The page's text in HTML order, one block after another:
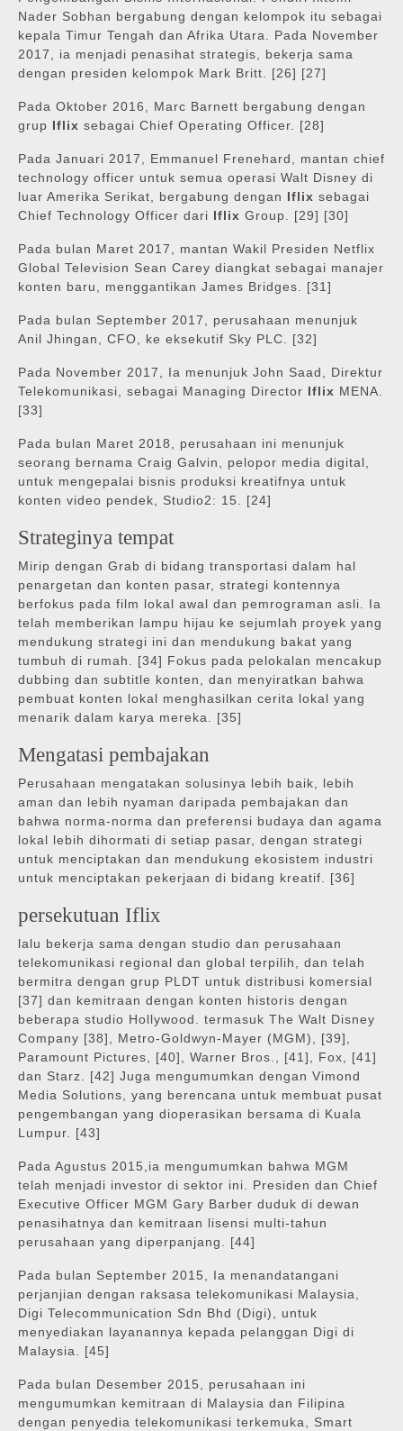
Nader Sobhan bergabung dengan kelompok itu sebagai
kepala Timur Tengah dan Afrika Utara. Pada November
2017, ia menjadi penasihat strategis, bekerja sama
dengan presiden kelompok Mark Britt. [26] [27]
Pada Oktober 2016, Marc Barnett bergabung dengan
grup Iflix sebagai Chief Operating Officer. [28]
Pada Januari 2017, Emmanuel Frenehard, mantan chief
technology officer untuk semua operasi Walt Disney di
luar Amerika Serikat, bergabung dengan Iflix sebagai
Chief Technology Officer dari Iflix Group. [29] [30]
Pada bulan Maret 2017, mantan Wakil Presiden Netflix
Global Television Sean Carey diangkat sebagai manajer
konten baru, menggantikan James Bridges. [31]
Pada bulan September 2017, perusahaan menunjuk
Anil Jhingan, CFO, ke eksekutif Sky PLC. [32]
Pada November 2017, Ia menunjuk John Saad, Direktur
Telekomunikasi, sebagai Managing Director Iflix MENA.
[33]
Pada bulan Maret 2018, perusahaan ini menunjuk
seorang bernama Craig Galvin, pelopor media digital,
untuk mengepalai bisnis produksi kreatifnya untuk
konten video pendek, Studio2: 15. [24]
Strateginya tempat
Mirip dengan Grab di bidang transportasi dalam hal
penargetan dan konten pasar, strategi kontennya
berfokus pada film lokal awal dan pemrograman asli. Ia
telah memberikan lampu hijau ke sejumlah proyek yang
mendukung strategi ini dan mendukung bakat yang
tumbuh di rumah. [34] Fokus pada pelokalan mencakup
dubbing dan subtitle konten, dan menyiratkan bahwa
pembuat konten lokal menghasilkan cerita lokal yang
menarik dalam karya mereka. [35]
Mengatasi pembajakan
Perusahaan mengatakan solusinya lebih baik, lebih
aman dan lebih nyaman daripada pembajakan dan
bahwa norma-norma dan preferensi budaya dan agama
lokal lebih dihormati di setiap pasar, dengan strategi
untuk menciptakan dan mendukung ekosistem industri
untuk menciptakan pekerjaan di bidang kreatif. [36]
persekutuan Iflix
lalu bekerja sama dengan studio dan perusahaan
telekomunikasi regional dan global terpilih, dan telah
bermitra dengan grup PLDT untuk distribusi komersial
[37] dan kemitraan dengan konten historis dengan
beberapa studio Hollywood. termasuk The Walt Disney
Company [38], Metro-Goldwyn-Mayer (MGM), [39],
Paramount Pictures, [40], Warner Bros., [41], Fox, [41]
dan Starz. [42] Juga mengumumkan dengan Vimond
Media Solutions, yang berencana untuk membuat pusat
pengembangan yang dioperasikan bersama di Kuala
Lumpur. [43]
Pada Agustus 2015,ia mengumumkan bahwa MGM
telah menjadi investor di sektor ini. Presiden dan Chief
Executive Officer MGM Gary Barber duduk di dewan
penasihatnya dan kemitraan lisensi multi-tahun
perusahaan yang diperpanjang. [44]
Pada bulan September 2015, Ia menandatangani
perjanjian dengan raksasa telekomunikasi Malaysia,
Digi Telecommunication Sdn Bhd (Digi), untuk
menyediakan layanannya kepada pelanggan Digi di
Malaysia. [45]
Pada bulan Desember 2015, perusahaan ini
mengumumkan kemitraan di Malaysia dan Filipina
dengan penyedia telekomunikasi terkemuka, Smart